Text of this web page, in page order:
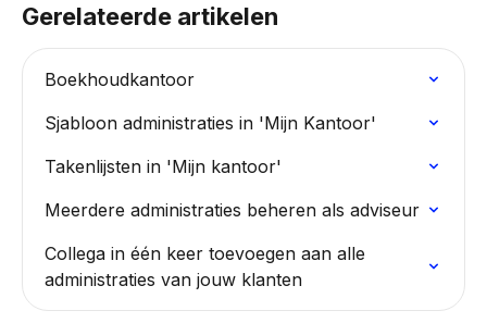
Gerelateerde artikelen
Boekhoudkantoor
Sjabloon administraties in 'Mijn Kantoor'
Takenlijsten in 'Mijn kantoor'
Meerdere administraties beheren als adviseur
Collega in één keer toevoegen aan alle
administraties van jouw klanten